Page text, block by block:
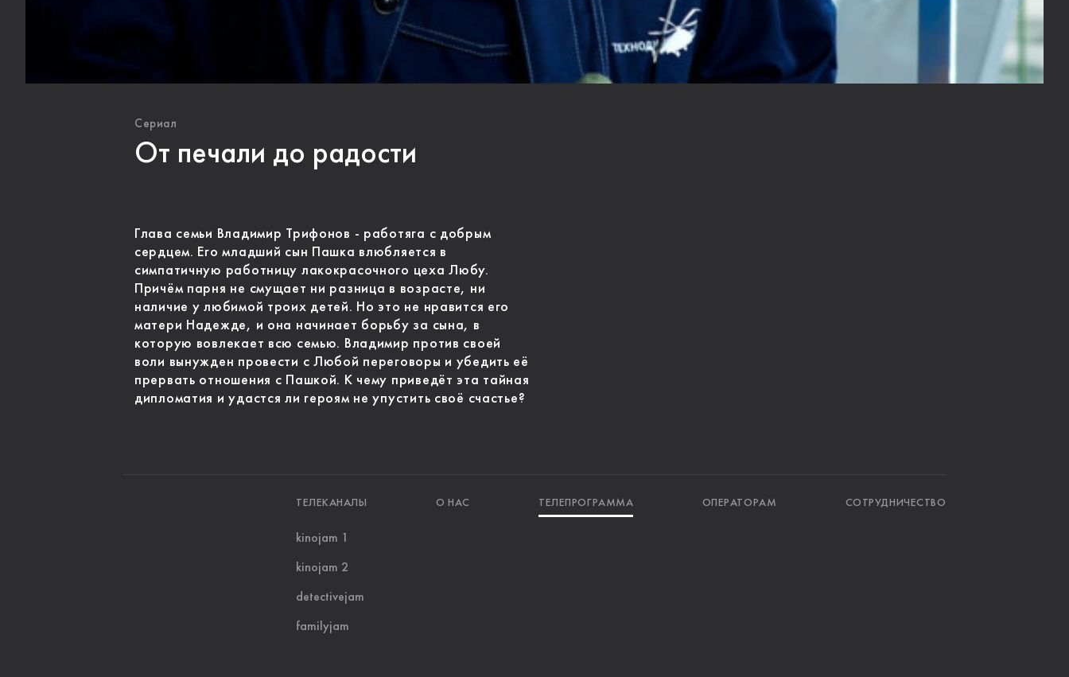
Сериал
От печали до радости
Глава семьи Владимир Трифонов - работяга с добрым
сердцем. Его младший сын Пашка влюбляется в
симпатичную работницу лакокрасочного цеха Любу.
Причём парня не смущает ни разница в возрасте, ни
наличие у любимой троих детей. Но это не нравится его
матери Надежде, и она начинает борьбу за сына, в
которую вовлекает всю семью. Владимир против своей
воли вынужден провести с Любой переговоры и убедить её
прервать отношения с Пашкой. К чему приведёт эта тайная
дипломатия и удастся ли героям не упустить своё счастье?
ТЕЛЕКАНАЛЫ О НАС ТЕЛЕПРОГРАММА ОПЕРАТОРАМ СОТРУДНИЧЕСТВО
kinojam 1
kinojam 2
detectivejam
familyjam